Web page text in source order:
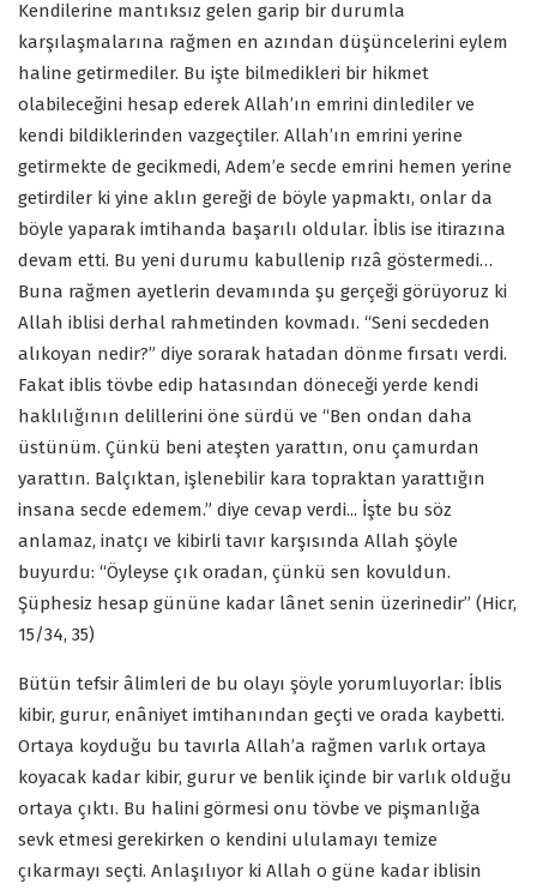
Kendilerine mantıksız gelen garip bir durumla
karşılaşmalarına rağmen en azından düşüncelerini eylem
haline getirmediler. Bu işte bilmedikleri bir hikmet
olabileceğini hesap ederek Allah’ın emrini dinlediler ve
kendi bildiklerinden vazgeçtiler. Allah’ın emrini yerine
getirmekte de gecikmedi, Adem’e secde emrini hemen yerine
getirdiler ki yine aklın gereği de böyle yapmaktı, onlar da
böyle yaparak imtihanda başarılı oldular. İblis ise itirazına
devam etti. Bu yeni durumu kabullenip rızâ göstermedi…
Buna rağmen ayetlerin devamında şu gerçeği görüyoruz ki
Allah iblisi derhal rahmetinden kovmadı. “Seni secdeden
alıkoyan nedir?” diye sorarak hatadan dönme fırsatı verdi.
Fakat iblis tövbe edip hatasından döneceği yerde kendi
haklılığının delillerini öne sürdü ve “Ben ondan daha
üstünüm. Çünkü beni ateşten yarattın, onu çamurdan
yarattın. Balçıktan, işlenebilir kara topraktan yarattığın
insana secde edemem.” diye cevap verdi... İşte bu söz
anlamaz, inatçı ve kibirli tavır karşısında Allah şöyle
buyurdu: “Öyleyse çık oradan, çünkü sen kovuldun.
Şüphesiz hesap gününe kadar lânet senin üzerinedir” (Hicr,
15/34, 35)
Bütün tefsir âlimleri de bu olayı şöyle yorumluyorlar: İblis
kibir, gurur, enâniyet imtihanından geçti ve orada kaybetti.
Ortaya koyduğu bu tavırla Allah’a rağmen varlık ortaya
koyacak kadar kibir, gurur ve benlik içinde bir varlık olduğu
ortaya çıktı. Bu halini görmesi onu tövbe ve pişmanlığa
sevk etmesi gerekirken o kendini ululamayı temize
çıkarmayı seçti. Anlaşılıyor ki Allah o güne kadar iblisin